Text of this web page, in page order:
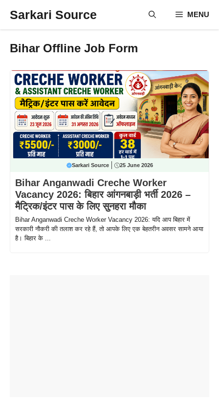
Sarkari Source MENU
Bihar Offline Job Form
Sarkari Source 25 June 2026
Bihar Anganwadi Creche Worker
Vacancy 2026: बिहार आंगनबाड़ी भर्ती 2026 –
मैट्रिक/इंटर पास के लिए सुनहरा मौका
Bihar Anganwadi Creche Worker Vacancy 2026: यदि आप बिहार में
सरकारी नौकरी की तलाश कर रहे हैं, तो आपके लिए एक बेहतरीन अवसर सामने आया
है। बिहार के ...